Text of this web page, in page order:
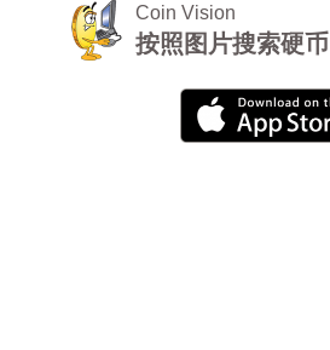
Coin Vision
按照图片搜索硬币